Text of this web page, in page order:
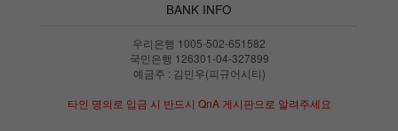
BANK INFO
우리은행 1005-502-651582
국민은행 126301-04-327899
예금주 : 김민우(피규어시티)
타인 명의로 입금 시 반드시 QnA 게시판으로 알려주세요